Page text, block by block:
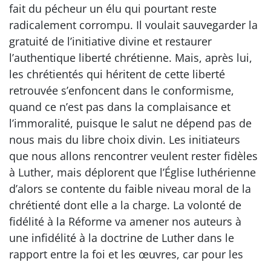
fait du pécheur un élu qui pourtant reste
radicalement corrompu. Il voulait sauvegarder la
gratuité de l’initiative divine et restaurer
l’authentique liberté chrétienne. Mais, après lui,
les chrétientés qui héritent de cette liberté
retrouvée s’enfoncent dans le conformisme,
quand ce n’est pas dans la complaisance et
l’immoralité, puisque le salut ne dépend pas de
nous mais du libre choix divin. Les initiateurs
que nous allons rencontrer veulent rester fidèles
à Luther, mais déplorent que l’Église luthérienne
d’alors se contente du faible niveau moral de la
chrétienté dont elle a la charge. La volonté de
fidélité à la Réforme va amener nos auteurs à
une infidélité à la doctrine de Luther dans le
rapport entre la foi et les œuvres, car pour les